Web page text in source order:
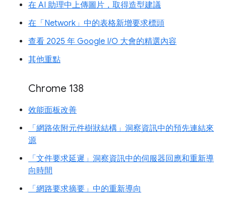
在 AI 助理中上傳圖片，取得造型建議
在「Network」中的表格新增要求標頭
查看 2025 年 Google I/O 大會的精選內容
其他重點
Chrome 138
效能面板改善
「網路依附元件樹狀結構」洞察資訊中的預先連結來
源
「文件要求延遲」洞察資訊中的伺服器回應和重新導
向時間
「網路要求摘要」中的重新導向